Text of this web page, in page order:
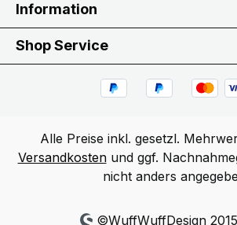
Information
Shop Service
Alle Preise inkl. gesetzl.
Versandkostenund ggf.
nicht anders
©WuffWuffDesign